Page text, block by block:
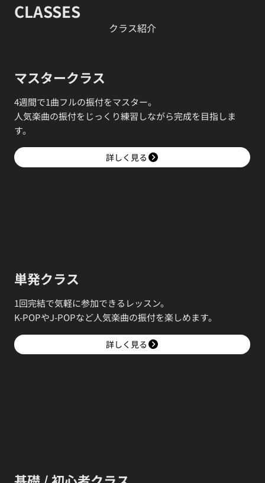
CLASSES
クラス紹介
マスタークラス
4週間で1曲フルの振付をマスター。
人気楽曲の振付をじっくり練習しながら完成を目指しま
す。
詳しく見る
単発クラス
1回完結で気軽に参加できるレッスン。
K-POPやJ-POPなど人気楽曲の振付を楽しめます。
詳しく見る